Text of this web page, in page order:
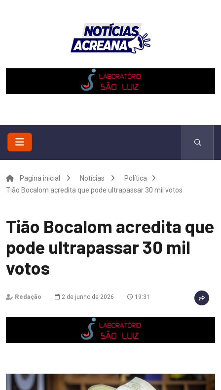
Pagina inicial Notícias
Política
Tião Bocalom acredita que pode ultrapassar 30 mil votos
Tião Bocalom acredita que
pode ultrapassar 30 mil
votos
Redação 2 de junho de 2026 19:31